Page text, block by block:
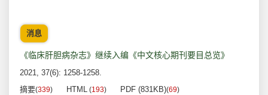
消息
《临床肝胆病杂志》继续入编《中文核心期刊要目总览》
2021, 37(6): 1258-1258.
摘要(339) HTML (193) PDF (831KB)(69)